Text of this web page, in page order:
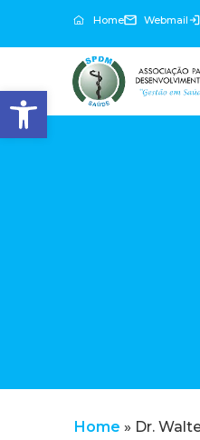
Abrir a barra de ferramentas
Home Webmail
Home » Dr.